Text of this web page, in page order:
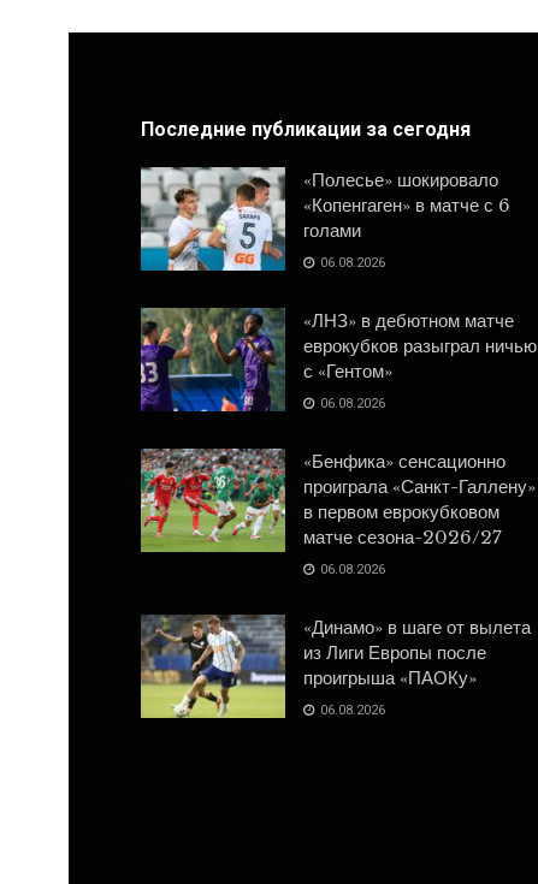
Последние публикации за сегодня
«Полесье» шокировало
«Копенгаген» в матче с 6
голами
06.08.2026
«ЛНЗ» в дебютном матче
еврокубков разыграл ничью
с «Гентом»
06.08.2026
«Бенфика» сенсационно
проиграла «Санкт-Галлену»
в первом еврокубковом
матче сезона-2026/27
06.08.2026
«Динамо» в шаге от вылета
из Лиги Европы после
проигрыша «ПАОКу»
06.08.2026